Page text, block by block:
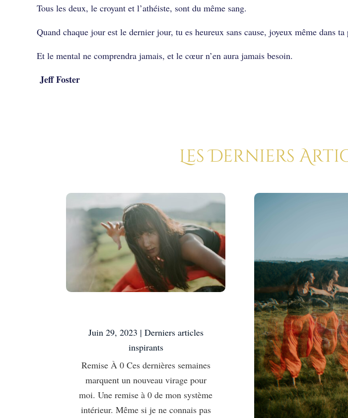
Tous les deux, le croyant et l’athéiste, sont du même sang.
Quand chaque jour est le dernier jour, tu es heureux sans cause, joyeux même dans ta
Et le mental ne comprendra jamais, et le cœur n’en aura jamais besoin.
Jeff Foster
Les Derniers
Juin 29, 2023 | Derniers articles
inspirants
Remise À 0 Ces dernières semaines
marquent un nouveau virage pour
moi. Une remise à 0 de mon système
intérieur. Même si je ne connais pas